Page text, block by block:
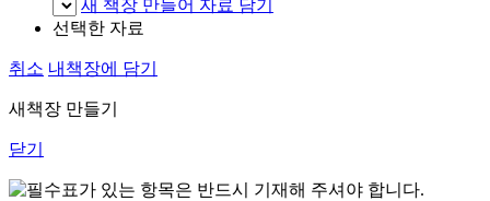
새 책장 만들어 자료 담기
선택한 자료
취소 내책장에 담기
새책장 만들기
닫기
표가 있는 항목은 반드시 기재해 주셔야 합니다.